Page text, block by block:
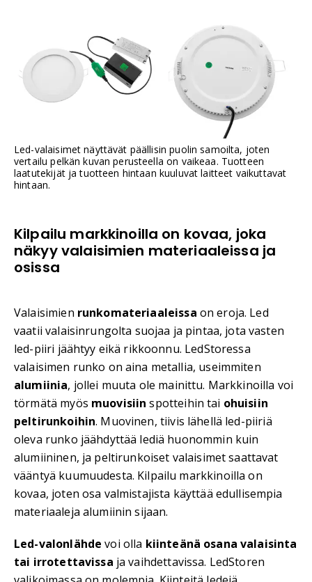
Led-valaisimet näyttävät päällisin puolin samoilta, joten
vertailu pelkän kuvan perusteella on vaikeaa. Tuotteen
laatutekijät ja tuotteen hintaan kuuluvat laitteet vaikuttavat
hintaan.
Kilpailu markkinoilla on kovaa, joka
näkyy valaisimien materiaaleissa ja
osissa
Valaisimien runkomateriaaleissa on eroja. Led
vaatii valaisinrungolta suojaa ja pintaa, jota vasten
led-piiri jäähtyy eikä rikkoonnu. LedStoressa
valaisimen runko on aina metallia, useimmiten
alumiinia, jollei muuta ole mainittu. Markkinoilla voi
törmätä myös muovisiin spotteihin tai ohuisiin
peltirunkoihin. Muovinen, tiivis lähellä led-piiriä
oleva runko jäähdyttää lediä huonommin kuin
alumiininen, ja peltirunkoiset valaisimet saattavat
vääntyä kuumuudesta. Kilpailu markkinoilla on
kovaa, joten osa valmistajista käyttää edullisempia
materiaaleja alumiinin sijaan.
Led-valonlähde voi olla kiinteänä osana valaisinta
tai irrotettavissa ja vaihdettavissa. LedStoren